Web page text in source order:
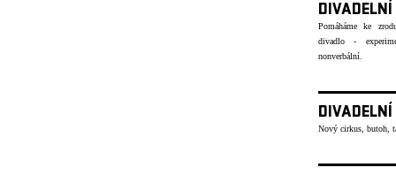
DIVADELNÍ
Pomáháme ke
divadlo -
nonverbální.
Nový cirkus, butoh,